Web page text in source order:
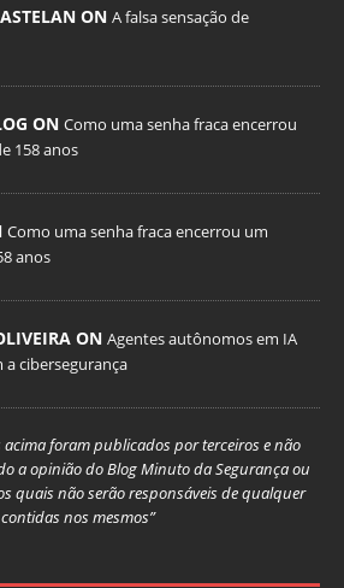
ON A falsa sensação de
ON Como uma senha fraca encerrou
158 anos
Como uma senha fraca encerrou um
anos
ON Agentes autônomos em IA
cibersegurança
acima foram publicados por terceiros e não
a opinião do Blog Minuto da Segurança ou
quais não serão responsáveis de qualquer
nos mesmos”